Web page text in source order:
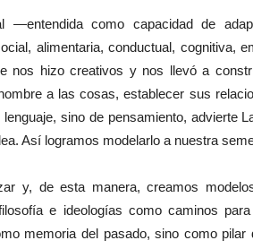
—entendida como capacidad de
alimentaria, conductual, cognitiva,
nos hizo creativos y nos llevó a
a las cosas, establecer sus
sino de pensamiento, advierte
Así logramos modelarlo a nuestra
y, de esta manera, creamos
e ideologías como caminos
memoria del pasado, sino como